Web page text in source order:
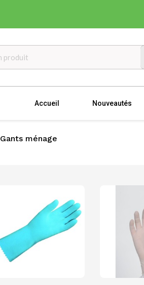
Accueil Nouveautés
Gants ménage